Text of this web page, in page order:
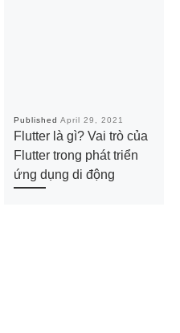
Published April 29, 2021
Flutter là gì? Vai trò của
Flutter trong phát triển
ứng dụng di động